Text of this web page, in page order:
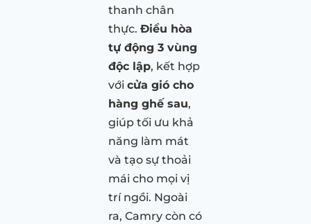
thanh chân
thực. Điều hòa
tự động 3 vùng
độc lập, kết hợp
với cửa gió cho
hàng ghế sau,
giúp tối ưu khả
năng làm mát
và tạo sự thoải
mái cho mọi vị
trí ngồi. Ngoài
ra, Camry còn có